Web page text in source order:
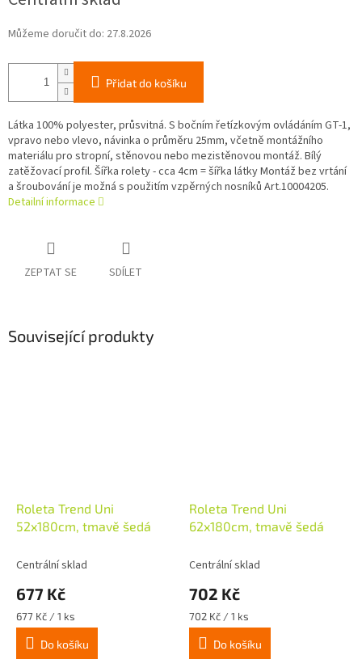
Můžeme doručit do: 27.8.2026
Přidat do košíku
Látka 100% polyester, průsvitná. S bočním řetízkovým ovládáním GT-1,
vpravo nebo vlevo, návinka o průměru 25mm, včetně montážního
materiálu pro stropní, stěnovou nebo mezistěnovou montáž. Bílý
zatěžovací profil. Šířka rolety - cca 4cm = šířka látky Montáž bez vrtání
a šroubování je možná s použitím vzpěrných nosníků Art.10004205.
Detailní informace
ZEPTAT SE SDÍLET
Související produkty
Roleta Trend Uni
52x180cm, tmavě šedá
Centrální sklad
677 Kč
Měrná
cena:
677 Kč / 1 ks
Do košíku
Roleta Trend Uni
62x180cm, tmavě šedá
Centrální sklad
702 Kč
Měrná
cena:
702 Kč / 1 ks
Do košíku